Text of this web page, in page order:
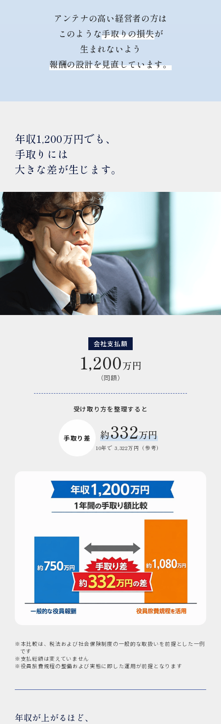
アンテナの高い経営者の方は
このような手取りの損失が
生まれないよう
報酬の設計を見直しています。
年収1,200万円でも、
手取りには
大きな差が生じます。
会社支払額
1,200万円
（同額）
受け取り方を整理すると
手取り差 約332万円
10年で 3,322万円（参考）
※本比較は、税法および社会保険制度の一般的な取扱いを前提とした一例
です
※支払総額は変えていません
※役員旅費規程の整備および実態に即した運用が前提となります
年収が上がるほど、